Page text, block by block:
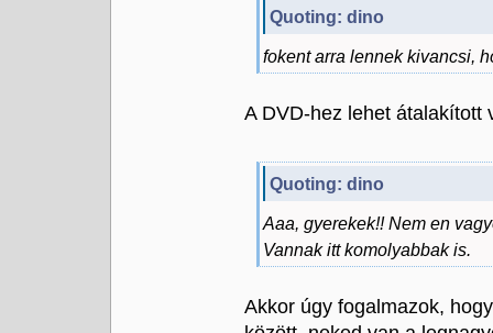
Quoting: dino
fokent arra lennek kivancsi,
A DVD-hez lehet átalakított
Quoting: dino
Aaa, gyerekek!! Nem en
Vannak itt komolyabbak is.
Akkor úgy fogalmazok,